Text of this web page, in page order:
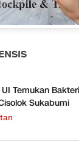
Temukan
Sukabumi